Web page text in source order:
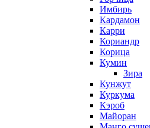
Имбирь
Кардамон
Карри
Кориандр
Корица
Кумин
Зира
Кунжут
Куркума
Кэроб
Майоран